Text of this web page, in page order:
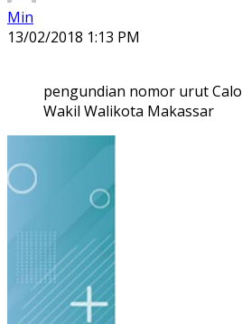
Min
13/02/2018 1:13 PM
pengundian nomor urut
Wakil Walikota Makassar